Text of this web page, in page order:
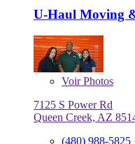
U-Haul Moving
VoirPhotos
7125 S Power Rd
Queen Creek, AZ
(480) 988-5825